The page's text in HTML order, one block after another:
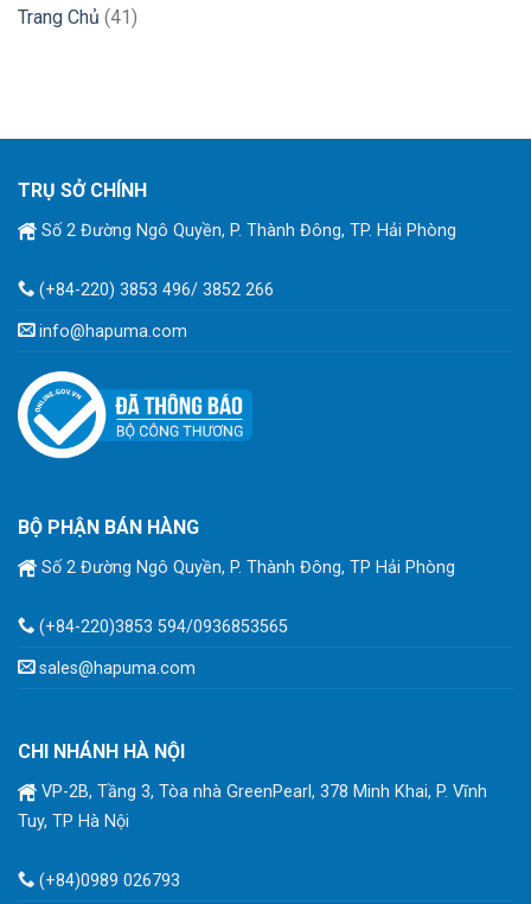
Trang Chủ (41)
TRỤ SỞ CHÍNH
Số 2 Đường Ngô Quyền, P. Thành Đông, TP. Hải Phòng
(+84-220) 3853 496/ 3852 266
info@hapuma.com
BỘ PHẬN BÁN HÀNG
Số 2 Đường Ngô Quyền, P. Thành Đông, TP Hải Phòng
(+84-220)3853 594/0936853565
sales@hapuma.com
CHI NHÁNH HÀ NỘI
VP-2B, Tầng 3, Tòa nhà GreenPearl, 378 Minh Khai, P. Vĩnh
Tuy, TP Hà Nội
(+84)0989 026793